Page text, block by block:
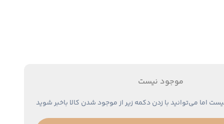
موجود نیست
اما می‌توانید با زدن دکمه زیر از موجود شدن کالا باخبر شوید